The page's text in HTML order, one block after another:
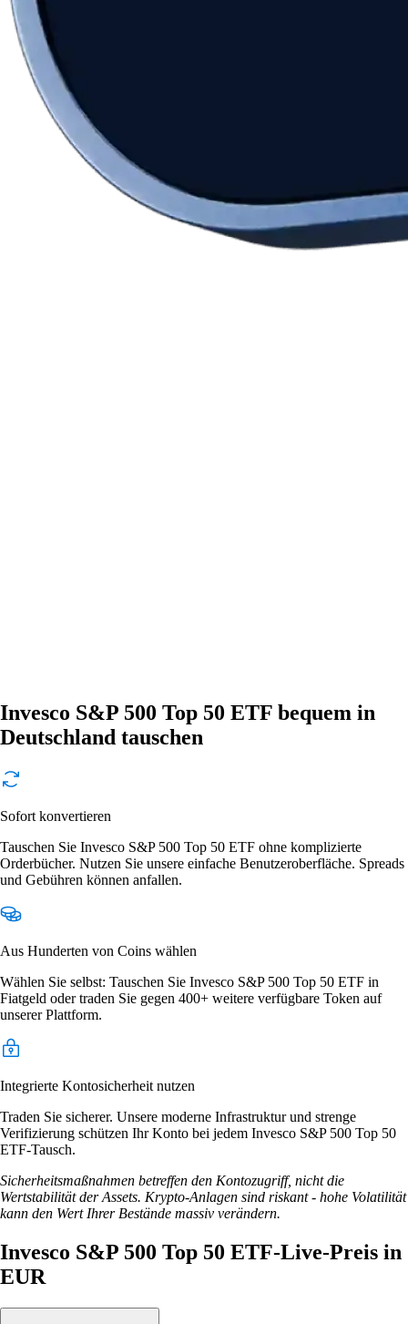
Invesco S&P 500 Top 50 ETF bequem in
Deutschland tauschen
Sofort konvertieren
Tauschen Sie Invesco S&P 500 Top 50 ETF ohne komplizierte
Orderbücher. Nutzen Sie unsere einfache Benutzeroberfläche. Spreads
und Gebühren können anfallen.
Aus Hunderten von Coins wählen
Wählen Sie selbst: Tauschen Sie Invesco S&P 500 Top 50 ETF in
Fiatgeld oder traden Sie gegen 400+ weitere verfügbare Token auf
unserer Plattform.
Integrierte Kontosicherheit nutzen
Traden Sie sicherer. Unsere moderne Infrastruktur und strenge
Verifizierung schützen Ihr Konto bei jedem Invesco S&P 500 Top 50
ETF-Tausch.
Sicherheitsmaßnahmen betreffen den Kontozugriff, nicht die
Wertstabilität der Assets. Krypto-Anlagen sind riskant - hohe Volatilität
kann den Wert Ihrer Bestände massiv verändern.
Invesco S&P 500 Top 50 ETF-Live-Preis in
EUR